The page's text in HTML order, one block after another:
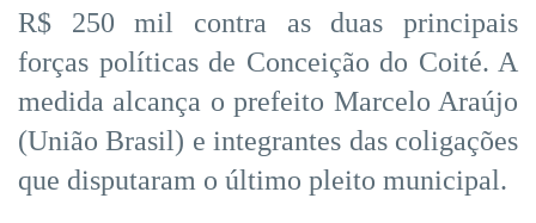
R$ 250 mil contra as duas principais
forças políticas de Conceição do Coité. A
medida alcança o prefeito Marcelo Araújo
(União Brasil) e integrantes das coligações
que disputaram o último pleito municipal.